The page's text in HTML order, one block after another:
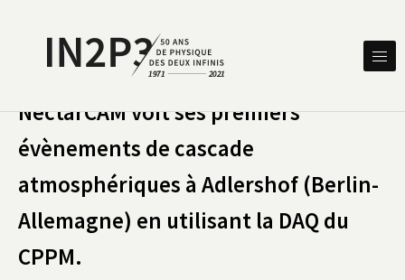
IN2P3 50 ANS DE PHYSIQUE
NectarCAM voit ses premiers
évènements de cascade
atmosphériques à Adlershof (Berlin-
Allemagne) en utilisant la DAQ du
CPPM.